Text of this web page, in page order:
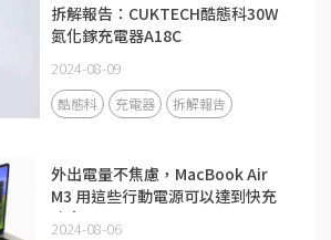
拆解報告：CUKTECH酷態科30W
氮化鎵充電器A18C
2024-08-09
酷態科 充電器 拆解報告
外出電量不焦慮，MacBook Air
M3 用這些行動電源可以達到快充
功率
2024-08-06